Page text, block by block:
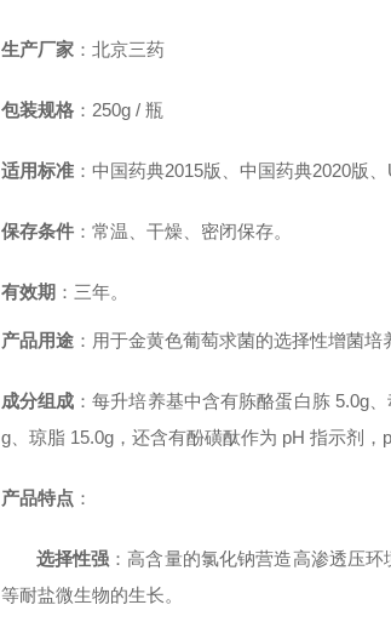
生产厂家：北京三药
包装规格：250g / 瓶
适用标准： 中国药典2015版、中国药典2020版
保存条件：常温、干燥、密闭保存。
有效期 ：三年。
产品用途：用于金黄色葡萄求菌的选择性增菌培
成分组成 ：每升培养基中含有胨酪蛋白胨 5.0g
g、琼脂 15.0g，还含有酚磺酞作为 pH 指示剂，
产品特点 ：
选择性强 ：高含量的氯化钠营造高渗透压
等耐盐微生物的生长。